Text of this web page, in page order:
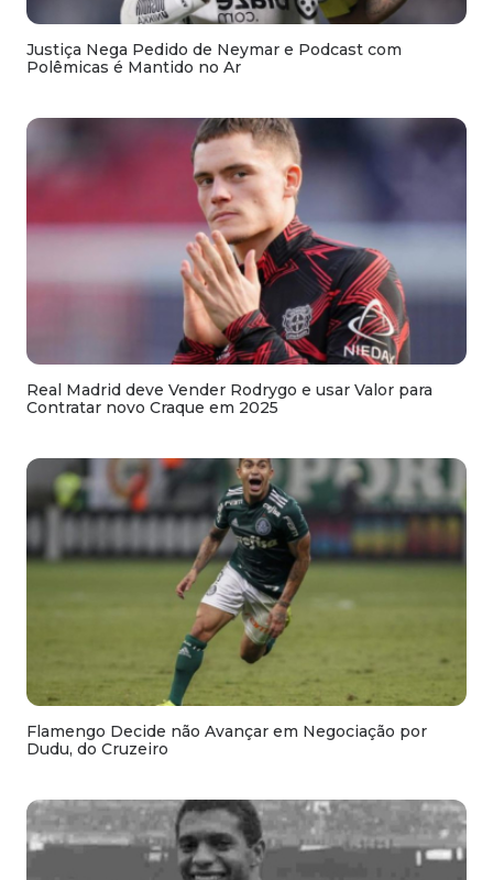
Justiça Nega Pedido de Neymar e Podcast com
Polêmicas é Mantido no Ar
Real Madrid deve Vender Rodrygo e usar Valor para
Contratar novo Craque em 2025
Flamengo Decide não Avançar em Negociação por
Dudu, do Cruzeiro